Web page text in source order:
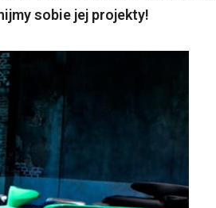
sobie jej projekty!